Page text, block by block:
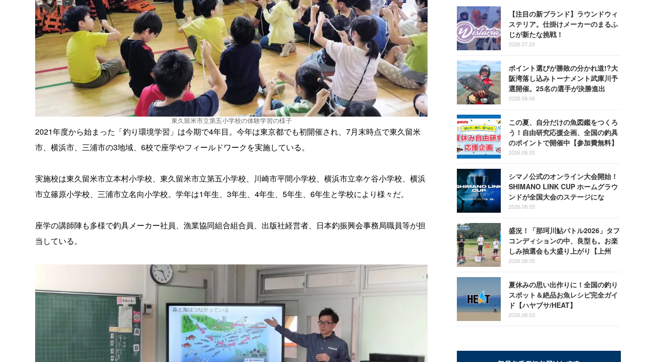
東久留米市立第五小学校の体験学習の様子
2021年度から始まった「釣り環境学習」は今期で4年目。今年は東京都でも初開催され、7月末時点で東久留米
市、横浜市、三浦市の3地域、6校で座学やフィールドワークを実施している。
実施校は東久留米市立本村小学校、東久留米市立第五小学校、川崎市平間小学校、横浜市立幸ケ谷小学校、横浜
市立篠原小学校、三浦市立名向小学校。学年は1年生、3年生、4年生、5年生、6年生と学校により様々だ。
座学の講師陣も多様で釣具メーカー社員、漁業協同組合組合員、出版社経営者、日本釣振興会事務局職員等が担
当している。
【注目の新ブランド】ラウンドウィ
ステリア。仕掛けメーカーのまるふ
じが新たな挑戦！
2026.07.29
ポイント選びが勝敗の分かれ道!?大
阪湾落し込みトーナメント武庫川予
選開催。25名の選手が決勝進出
2026.08.06
この夏、自分だけの魚図鑑をつくろ
う！自由研究応援企画、全国の釣具
のポイントで開催中【参加費無料】
2026.08.05
シマノ公式のオンライン大会開始！
SHIMANO LINK CUP ホームグラウ
ンドが全国大会のステージにな
る！
2026.08.05
盛況！「那珂川鮎バトル2026」タフ
コンディションの中、良型も。お楽
しみ抽選会も大盛り上がり【上州
屋】
2026.08.05
夏休みの思い出作りに！全国の釣り
スポット＆絶品お魚レシピ完全ガイ
ド【ハヤブサ/HEAT】
2026.08.03